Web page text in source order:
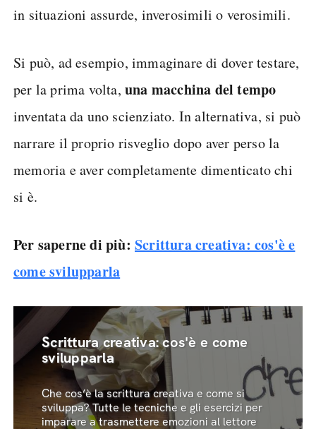
in situazioni assurde, inverosimili o verosimili.
Si può, ad esempio, immaginare di dover testare,
per la prima volta, una macchina del tempo
inventata da uno scienziato. In alternativa, si può
narrare il proprio risveglio dopo aver perso la
memoria e aver completamente dimenticato chi
si è.
Per saperne di più: Scrittura creativa: cos'è e
come svilupparla
Scrittura creativa: cos'è e come
svilupparla
Che cos’è la scrittura creativa e come si
sviluppa? Tutte le tecniche e gli esercizi per
imparare a trasmettere emozioni al lettore